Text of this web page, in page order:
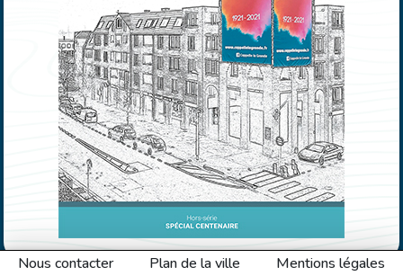
Nous contacter Plan de la ville Mentions légales